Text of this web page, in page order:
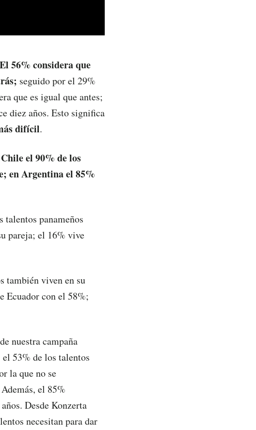
56% considera que
seguido por el 29%
que es igual que antes;
diez años. Esto significa
difícil.
el 90% de los
en Argentina el 85%
talentos panameños
pareja; el 16% vive
también viven en su
Ecuador con el 58%;
nuestra campaña
53% de los talentos
la que no se
el 85%
Desde Konzerta
necesitan para dar